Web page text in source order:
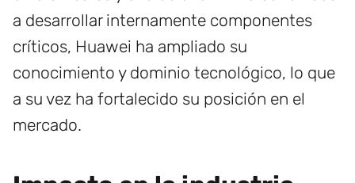
a desarrollar internamente componentes
críticos, Huawei ha ampliado su
conocimiento y dominio tecnológico, lo que
a su vez ha fortalecido su posición en el
mercado.